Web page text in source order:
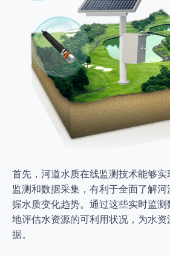
首先，河道水质在线监测技术能够
监测和数据采集，有利于全面了解
握水质变化趋势。通过这些实时监
地评估水资源的可利用状况，为水
据。